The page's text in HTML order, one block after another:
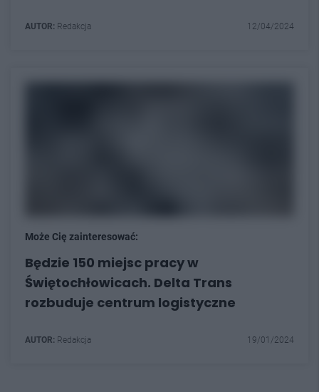
AUTOR: Redakcja 12/04/2024
Może Cię zainteresować:
Będzie 150 miejsc pracy w
Świętochłowicach. Delta Trans
rozbuduje centrum logistyczne
AUTOR: Redakcja 19/01/2024